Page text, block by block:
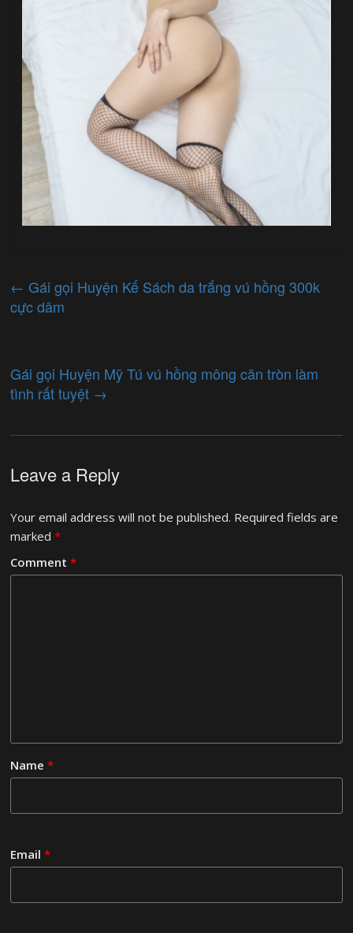
← Gái gọi Huyện Kế Sách da trắng vú hồng 300k
cực dâm
Gái gọi Huyện Mỹ Tú vú hồng mông căn tròn làm
tình rất tuyệt →
Leave a Reply
Your email address will not be published. Required fields are
marked*
Comment*
Name*
Email*